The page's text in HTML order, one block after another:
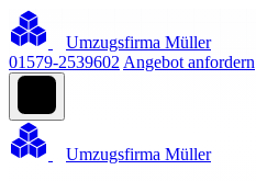
Umzugsfirma Müller
01579-2539602 Angebot anfordern
Umzugsfirma Müller